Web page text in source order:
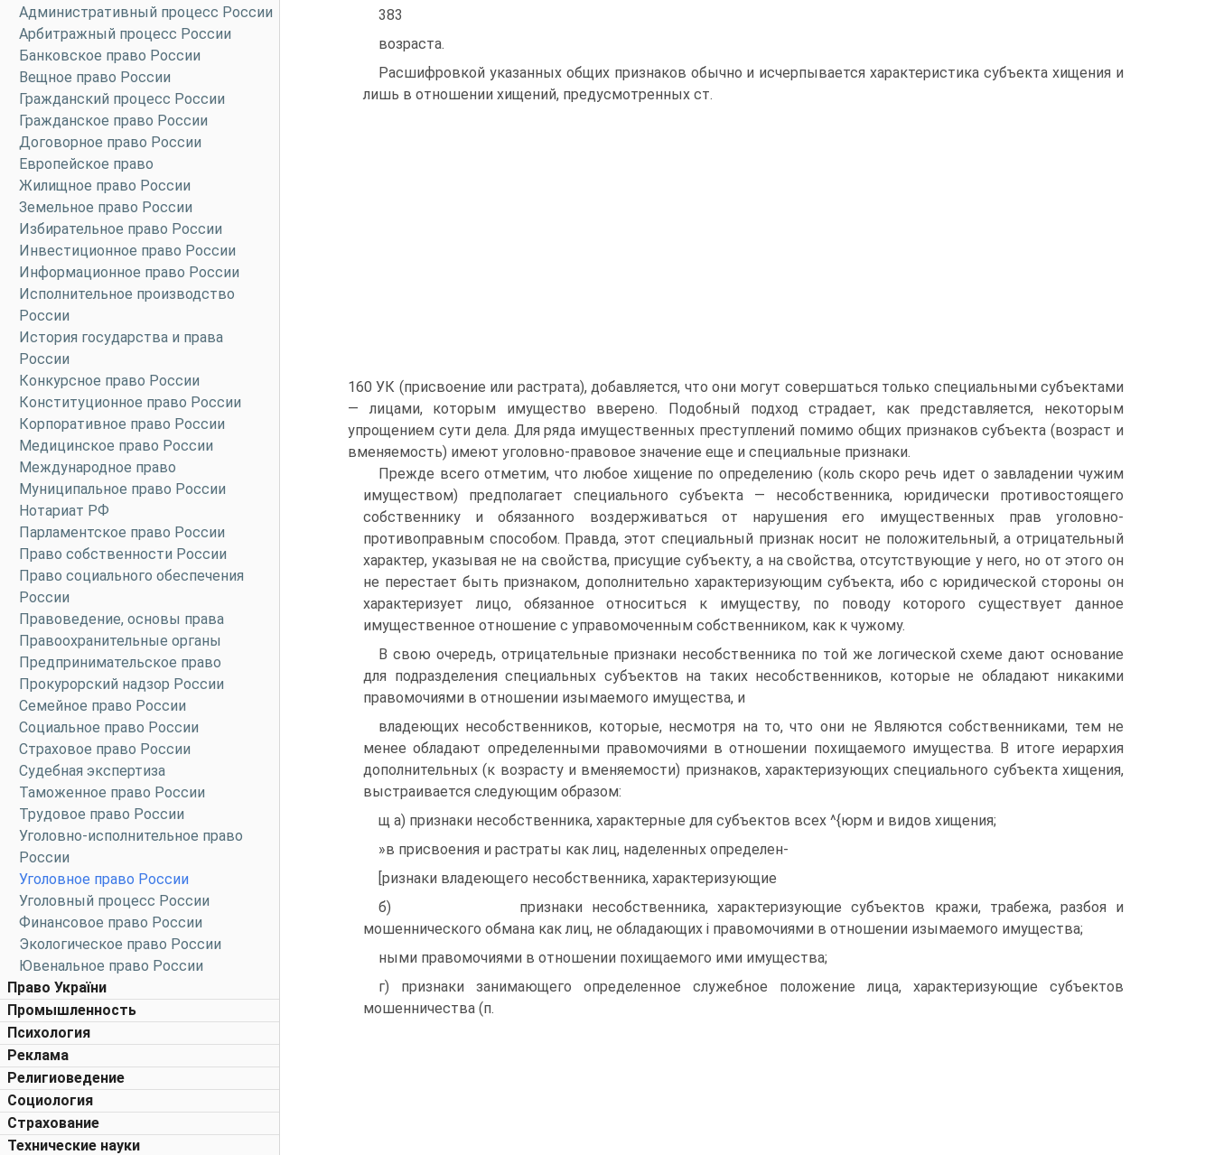
Административный процесс России
Арбитражный процесс России
Банковское право России
Вещное право России
Гражданский процесс России
Гражданское право России
Договорное право России
Европейское право
Жилищное право России
Земельное право России
Избирательное право России
Инвестиционное право России
Информационное право России
Исполнительное производство
России
История государства и права
России
Конкурсное право России
Конституционное право России
Корпоративное право России
Медицинское право России
Международное право
Муниципальное право России
Нотариат РФ
Парламентское право России
Право собственности России
Право социального обеспечения
России
Правоведение, основы права
Правоохранительные органы
Предпринимательское право
Прокурорский надзор России
Семейное право России
Социальное право России
Страховое право России
Судебная экспертиза
Таможенное право России
Трудовое право России
Уголовно-исполнительное право
России
Уголовное право России
Уголовный процесс России
Финансовое право России
Экологическое право России
Ювенальное право России
Право України
Промышленность
Психология
Реклама
Религиоведение
Социология
Страхование
Технические науки
383
возраста.
Расшифровкой указанных общих признаков обычно и исчерпывается характеристика субъекта хищения и
лишь в отношении хищений, предусмотренных ст.
160 УК (присвоение или растрата), добавляется, что они могут совершаться только специальными субъектами
— лицами, которым имущество вверено. Подобный подход страдает, как представляется, некоторым
упрощением сути дела. Для ряда имущественных преступлений помимо общих признаков субъекта (возраст и
вменяемость) имеют уголовно-правовое значение еще и специальные признаки.
Прежде всего отметим, что любое хищение по определению (коль скоро речь идет о завладении чужим
имуществом) предполагает специального субъекта — несобственника, юридически противостоящего
собственнику и обязанного воздерживаться от нарушения его имущественных прав уголовно-
противоправным способом. Правда, этот специальный признак носит не положительный, а отрицательный
характер, указывая не на свойства, присущие субъекту, а на свойства, отсутствующие у него, но от этого он
не перестает быть признаком, дополнительно характеризующим субъекта, ибо с юридической стороны он
характеризует лицо, обязанное относиться к имуществу, по поводу которого существует данное
имущественное отношение с управомоченным собственником, как к чужому.
В свою очередь, отрицательные признаки несобственника по той же логической схеме дают основание
для подразделения специальных субъектов на таких несобственников, которые не обладают никакими
правомочиями в отношении изымаемого имущества, и
владеющих несобственников, которые, несмотря на то, что они не Являются собственниками, тем не
менее обладают определенными правомочиями в отношении похищаемого имущества. В итоге иерархия
дополнительных (к возрасту и вменяемости) признаков, характеризующих специального субъекта хищения,
выстраивается следующим образом:
щ а) признаки несобственника, характерные для субъектов всех ^{юрм и видов хищения;
»в присвоения и растраты как лиц, наделенных определен-
[ризнаки владеющего несобственника, характеризующие
б) признаки несобственника, характеризующие субъектов кражи, трабежа, разбоя и
мошеннического обмана как лиц, не обладающих і правомочиями в отношении изымаемого имущества;
ными правомочиями в отношении похищаемого ими имущества;
г) признаки занимающего определенное служебное положение лица, характеризующие субъектов
мошенничества (п.